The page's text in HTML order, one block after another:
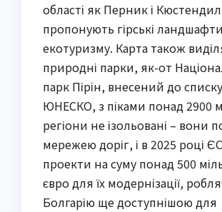
області як Перник і Кюстендил
пропонують гірські
екотуризму. Карта також
природні парки, як-от
парк Пірін, внесений до списку
ЮНЕСКО, з піками понад 2900
регіони не ізольовані – вони
мережею доріг, і в 2025 році
проекти на суму понад 500
євро для їх модернізації,
Болгарію ще доступнішою для